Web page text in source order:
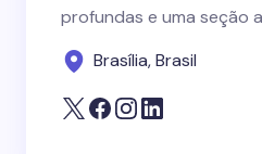
profundas e uma seção
Brasília, Brasil